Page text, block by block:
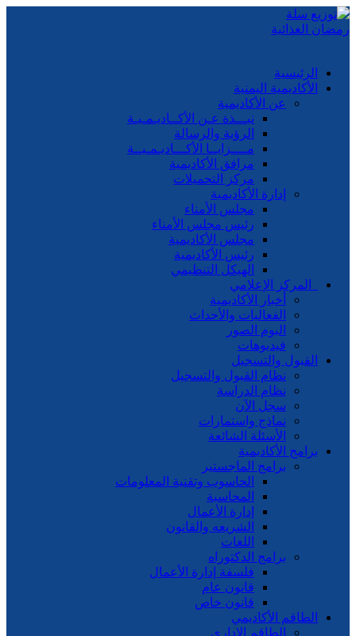
الرئيسية
الأكاديمية اليمنية
عن الأكاديمية
نبـــذة عـن الأكــاديـمـيـة
الرؤية والرسالة
مــــزايــا الأكـــاديـمـيــة
مرافق الأكاديمية
مركز التحميلات
إدارة الأكاديمية
مجلس الأمناء
رئيس مجلس الأمناء
مجلس الأكاديمية
رئيس الأكاديمية
الهيكل التنظيمي
المركز الإعلامي
أخبار الأكاديمية
الفعاليات والأحداث
البوم الصور
فيديوهات
القبول والتسجيل
نظام القبول والتسجيل
نظام الدراسة
سجل الآن
نماذج واستمارات
الأسئلة الشائعة
برامج الأكاديمية
برامج الماجستير
الحاسوب وتقنية المعلومات
المحاسبة
إدارة الأعمال
الشريعه والقانون
اللغات
برامج الدكتوراه
فلسفة إدارة الأعمال
قانون عام
قانون خاص
الطاقم الأكاديمي
الطاقم الإداري